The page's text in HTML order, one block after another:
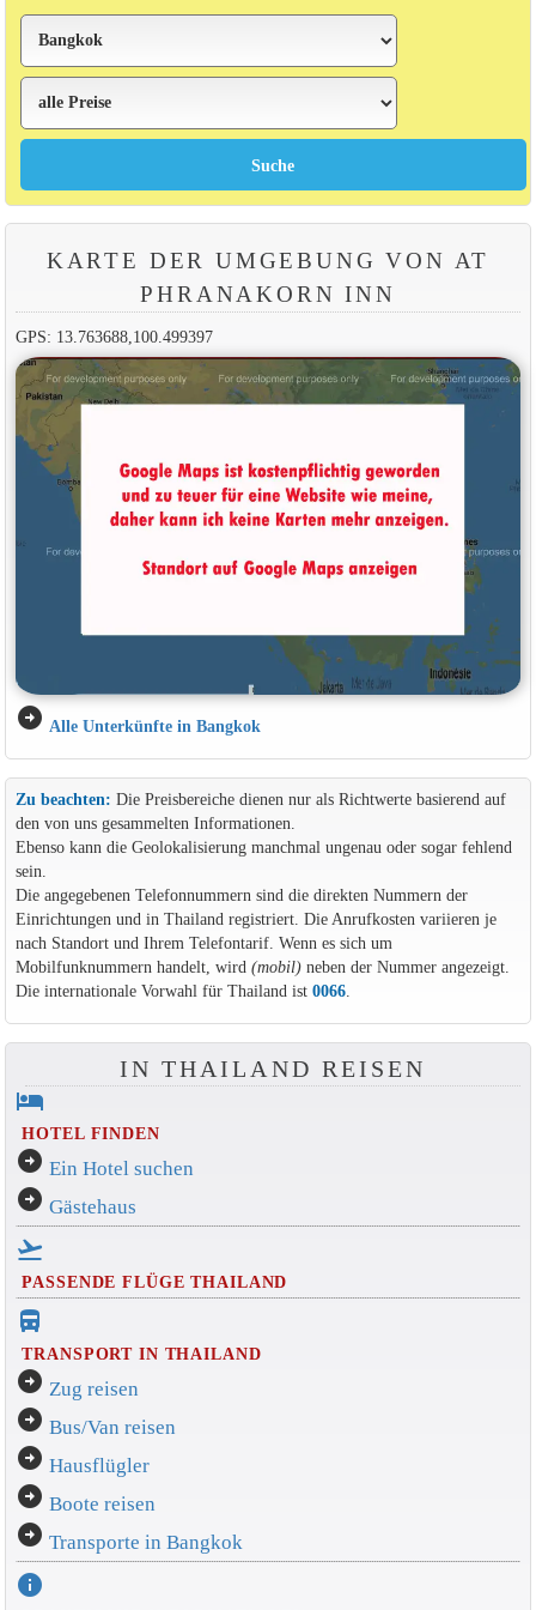
KARTE DER UMGEBUNG VON AT
PHRANAKORN INN
GPS: 13.763688,100.499397
arrow_circle_right Alle Unterkünfte in Bangkok
Zu beachten: Die Preisbereiche dienen nur als Richtwerte basierend auf
den von uns gesammelten Informationen.
Ebenso kann die Geolokalisierung manchmal ungenau oder sogar fehlend
sein.
Die angegebenen Telefonnummern sind die direkten Nummern der
Einrichtungen und in Thailand registriert. Die Anrufkosten variieren je
nach Standort und Ihrem Telefontarif. Wenn es sich um
Mobilfunknummern handelt, wird (mobil)neben der Nummer angezeigt.
Die internationale Vorwahl für Thailand ist 0066.
IN THAILAND REISEN
hotel
HOTEL FINDEN
arrow_circle_right Ein Hotel suchen
arrow_circle_right Gästehaus
flight_takeoff
PASSENDE FLÜGE THAILAND
directions_bus_filled
TRANSPORT IN THAILAND
arrow_circle_right Zug reisen
arrow_circle_right Bus/Van reisen
arrow_circle_right Hausflügler
arrow_circle_right Boote reisen
arrow_circle_right Transporte in Bangkok
info